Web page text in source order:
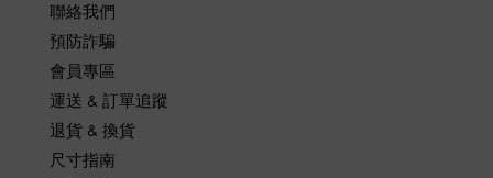
聯絡我們
預防詐騙
會員專區
運送 & 訂單追蹤
退貨 & 換貨
尺寸指南